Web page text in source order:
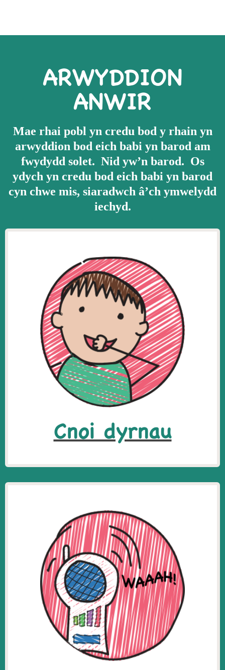
ARWYDDION
ANWIR
Mae rhai pobl yn credu bod y rhain yn
arwyddion bod eich babi yn barod am
fwydydd solet. Nid yw’n barod. Os
ydych yn credu bod eich babi yn barod
cyn chwe mis, siaradwch â’ch ymwelydd
iechyd.
Cnoi dyrnau